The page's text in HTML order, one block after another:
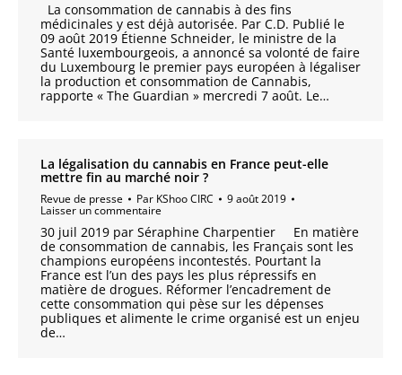
La consommation de cannabis à des fins
médicinales y est déjà autorisée. Par C.D. Publié le
09 août 2019 Étienne Schneider, le ministre de la
Santé luxembourgeois, a annoncé sa volonté de faire
du Luxembourg le premier pays européen à légaliser
la production et consommation de Cannabis,
rapporte « The Guardian » mercredi 7 août. Le…
La légalisation du cannabis en France peut-elle
mettre fin au marché noir ?
Revue de presse Par KShoo CIRC 9 août 2019
Laisser un commentaire
30 juil 2019 par Séraphine Charpentier En matière
de consommation de cannabis, les Français sont les
champions européens incontestés. Pourtant la
France est l’un des pays les plus répressifs en
matière de drogues. Réformer l’encadrement de
cette consommation qui pèse sur les dépenses
publiques et alimente le crime organisé est un enjeu
de…